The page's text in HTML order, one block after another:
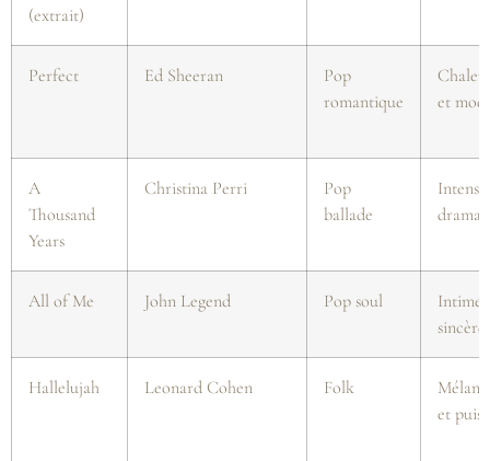
(extrait)
Perfect Ed Sheeran
Pop
romantique
et
A
Thousand
Years
Christina Perri
Pop
ballade
All of Me John Legend Pop soul
Intime
sincère
Hallelujah Leonard Cohen Folk
et